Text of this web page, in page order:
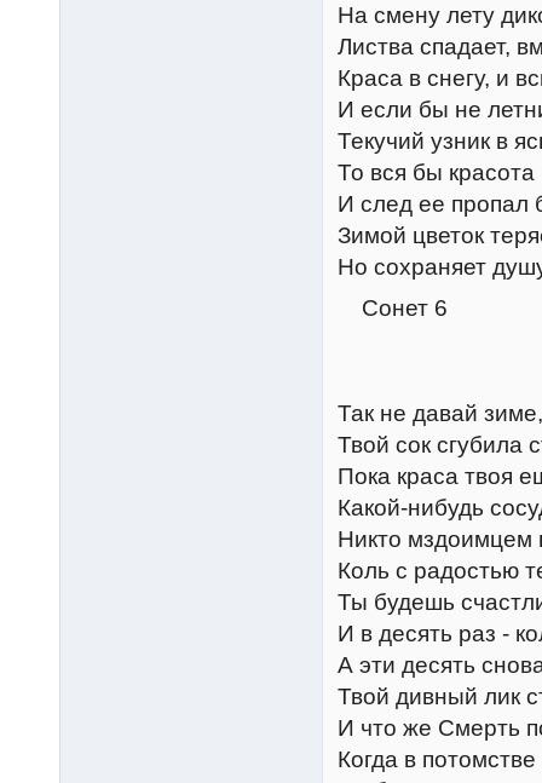
На смену лету
Листва спадает,
Краса в снегу, и
И если бы не
Текучий узник в
То вся бы красота
И след ее пропал
Зимой цветок
Но сохраняет
Сонет 6
Так не давай
Твой сок сгубила
Пока краса твоя
Какой-нибудь
Никто мздоимцем
Коль с радостью
Ты будешь
И в десять раз -
А эти десять
Твой дивный лик
И что же Смерть
Когда в